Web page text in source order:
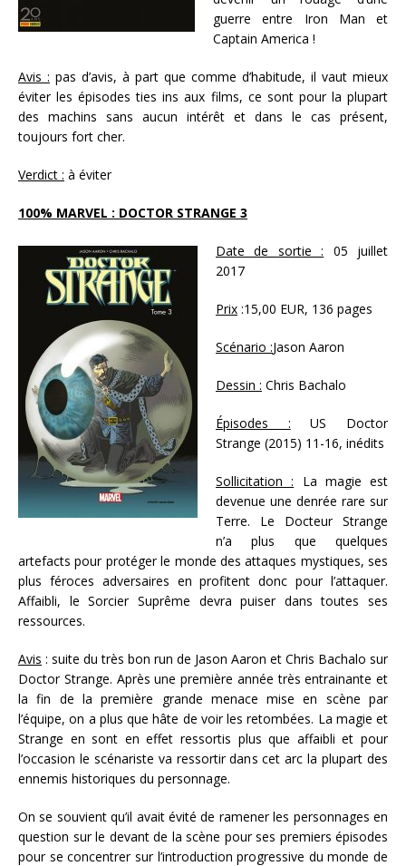
guerre entre Iron Man et
Captain America !
Avis : pas d’avis, à part que comme d’habitude, il vaut mieux
éviter les épisodes ties ins aux films, ce sont pour la plupart
des machins sans aucun intérêt et dans le cas présent,
toujours fort cher.
Verdict : à éviter
100% MARVEL : DOCTOR STRANGE 3
Date de sortie : 05 juillet
2017
Prix :15,00 EUR, 136 pages
Scénario :Jason Aaron
Dessin : Chris Bachalo
Épisodes : US Doctor
Strange (2015) 11-16, inédits
Sollicitation : La magie est
devenue une denrée rare sur
Terre. Le Docteur Strange
n’a plus que quelques
artefacts pour protéger le monde des attaques mystiques, ses
plus féroces adversaires en profitent donc pour l’attaquer.
Affaibli, le Sorcier Suprême devra puiser dans toutes ses
ressources.
Avis : suite du très bon run de Jason Aaron et Chris Bachalo sur
Doctor Strange. Après une première année très entrainante et
la fin de la première grande menace mise en scène par
l’équipe, on a plus que hâte de voir les retombées. La magie et
Strange en sont en effet ressortis plus que affaibli et pour
l’occasion le scénariste va ressortir dans cet arc la plupart des
ennemis historiques du personnage.
On se souvient qu’il avait évité de ramener les personnages en
question sur le devant de la scène pour ses premiers épisodes
pour se concentrer sur l’introduction progressive du monde de